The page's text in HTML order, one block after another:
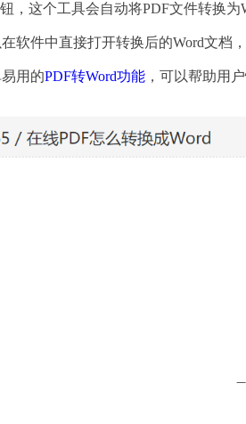
，这个工具会自动将PDF文件转换为
软件中直接打开转换后的Word文档
用的PDF转Word功能 ，可以帮助用